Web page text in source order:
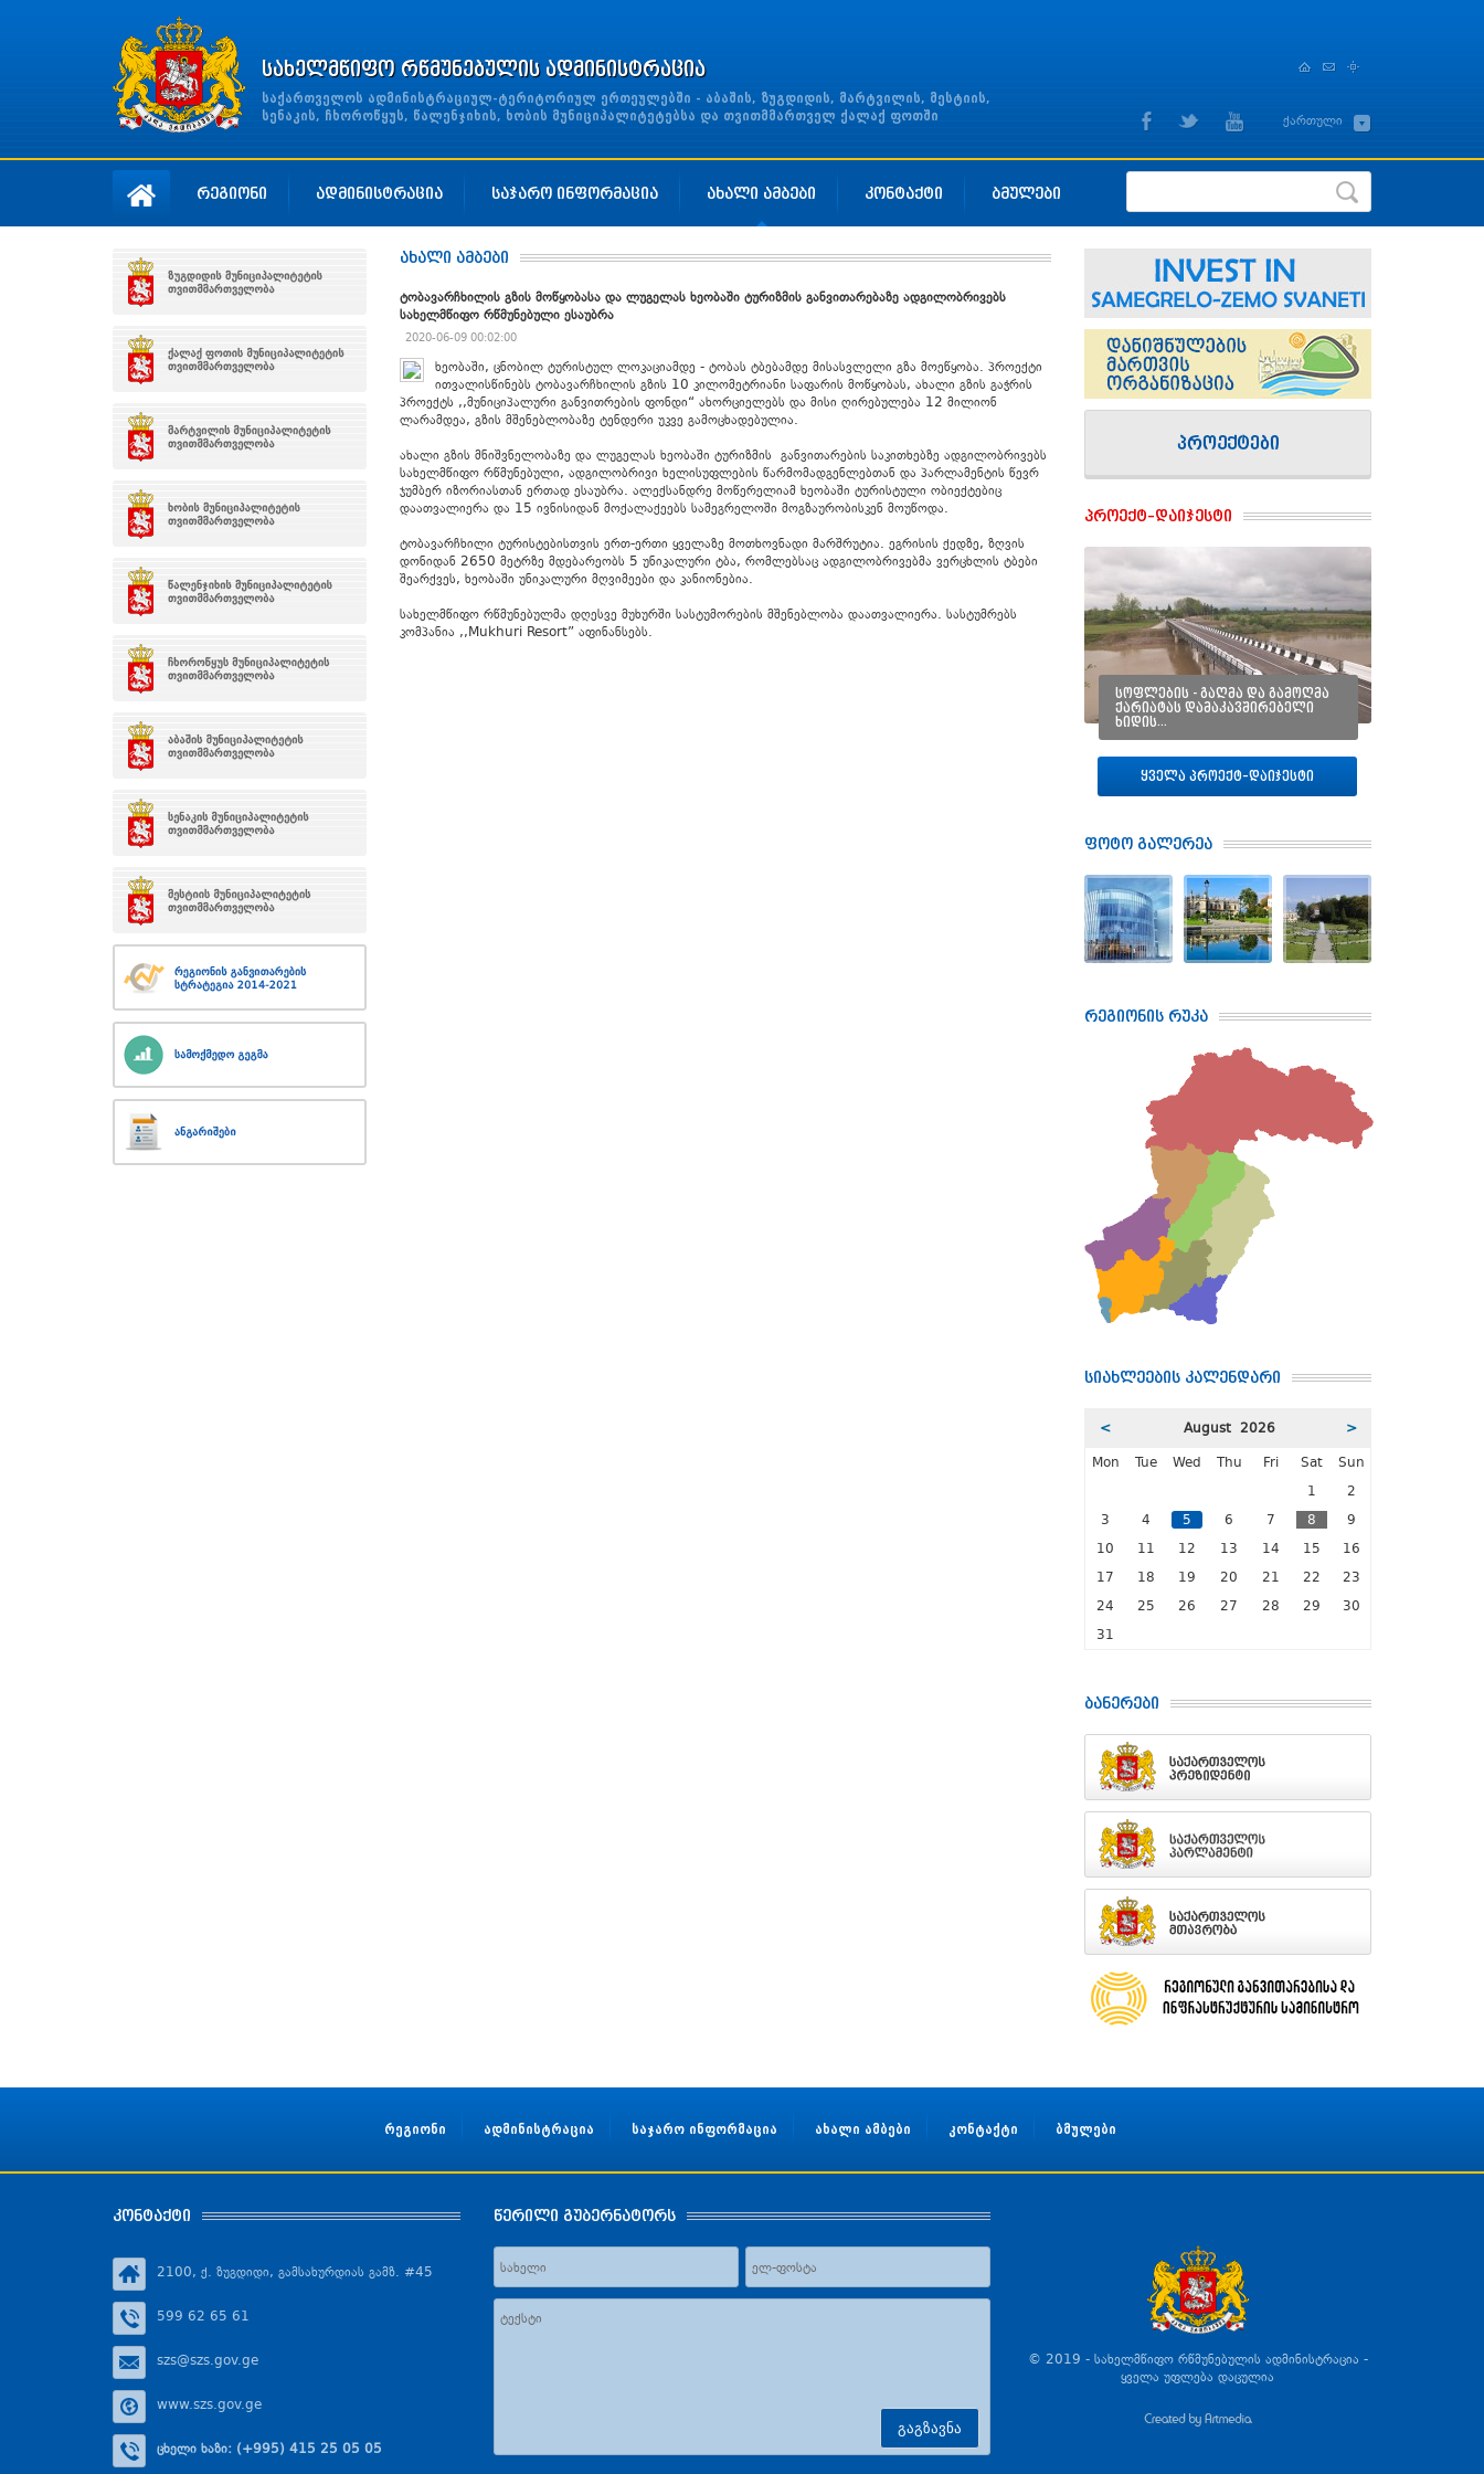
სახელმწიფო რწმუნებულის ადმინისტრაცია
საქართველოს ადმინისტრაციულ-ტერიტორიულ ერთეულებში - აბაშის, ზუგდიდის, მარტვილის, მესტიის,
სენაკის, ჩხოროწყუს, წალენჯიხის, ხობის მუნიციპალიტეტებსა და თვითმმართველ ქალაქ ფოთში
ქართული
English
რეგიონი ადმინისტრაცია საჯარო ინფორმაცია ახალი ამბები კონტაქტი ბმულები
ახალი ამბები
ტობავარჩხილის გზის მოწყობასა და ლუგელას ხეობაში ტურიზმის განვითარებაზე ადგილობრივებს
სახელმწიფო რწმუნებული ესაუბრა
2020-06-09 00:02:00
ხეობაში, ცნობილ ტურისტულ ლოკაციამდე - ტობას ტბებამდე მისასვლელი გზა მოეწყობა. პროექტი
ითვალისწინებს ტობავარჩხილის გზის 10 კილომეტრიანი საფარის მოწყობას, ახალი გზის გაჭრის
პროექტს ,,მუნიციპალური განვითრების ფონდი“ ახორციელებს და მისი ღირებულება 12 მილიონ
ლარამდეა, გზის მშენებლობაზე ტენდერი უკვე გამოცხადებულია.
ახალი გზის მნიშვნელობაზე და ლუგელას ხეობაში ტურიზმის განვითარების საკითხებზე ადგილობრივებს
სახელმწიფო რწმუნებული, ადგილობრივი ხელისუფლების წარმომადგენლებთან და პარლამენტის წევრ
ჯუმბერ იზორიასთან ერთად ესაუბრა. ალექსანდრე მოწერელიამ ხეობაში ტურისტული ობიექტებიც
დაათვალიერა და 15 ივნისიდან მოქალაქეებს სამეგრელოში მოგზაურობისკენ მოუწოდა.
ტობავარჩხილი ტურისტებისთვის ერთ-ერთი ყველაზე მოთხოვნადი მარშრუტია. ეგრისის ქედზე, ზღვის
დონიდან 2650 მეტრზე მდებარეობს 5 უნიკალური ტბა, რომლებსაც ადგილობრივებმა ვერცხლის ტბები
შეარქვეს, ხეობაში უნიკალური მღვიმეები და კანიონებია.
სახელმწიფო რწმუნებულმა დღესვე მუხურში სასტუმორების მშენებლობა დაათვალიერა. სასტუმრებს
კომპანია ,,Mukhuri Resort” აფინანსებს.
პროექტ–დაიჯესტი
სოფლების - გაღმა და გამოღმა
ქარიატას დამაკავშირებელი
ხიდის…
ყველა პროექტ–დაიჯესტი
ფოტო გალერეა
რეგიონის რუკა
სიახლეების კალენდარი
< August 2026 >
Mon Tue Wed Thu Fri Sat
Sun
1
2
3
4 5 6 7 8
9
10
11 12 13 14 15
16
17
18 19 20 21 22
23
24
25 26 27 28 29
30
31
ბანერები
რეგიონი ადმინისტრაცია საჯარო ინფორმაცია ახალი ამბები კონტაქტი ბმულები
კონტაქტი
2100, ქ. ზუგდიდი, გამსახურდიას გამზ. #45
599 62 65 61
szs@szs.gov.ge
www.szs.gov.ge
ცხელი ხაზი: (+995) 415 25 05 05
წერილი გუბერნატორს
გაგზავნა
© 2019 - სახელმწიფო რწმუნებულის ადმინისტრაცია -
ყველა უფლება დაცულია